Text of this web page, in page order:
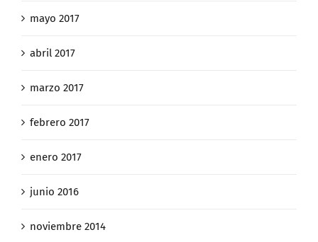
mayo 2017
abril 2017
marzo 2017
febrero 2017
enero 2017
junio 2016
noviembre 2014